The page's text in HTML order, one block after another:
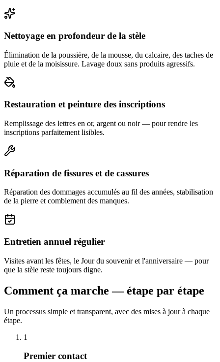
Nettoyage en profondeur de la stèle
Élimination de la poussière, de la mousse, du calcaire, des taches de
pluie et de la moisissure. Lavage doux sans produits agressifs.
Restauration et peinture des inscriptions
Remplissage des lettres en or, argent ou noir — pour rendre les
inscriptions parfaitement lisibles.
Réparation de fissures et de cassures
Réparation des dommages accumulés au fil des années, stabilisation
de la pierre et comblement des manques.
Entretien annuel régulier
Visites avant les fêtes, le Jour du souvenir et l'anniversaire — pour
que la stèle reste toujours digne.
Comment ça marche — étape par étape
Un processus simple et transparent, avec des mises à jour à chaque
étape.
1
Premier contact